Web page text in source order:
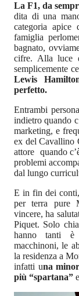
La F1, da
dita di una
categoria apice
famiglia
bagnato,
cifre. Alla luce
semplicemente
Lewis
perfetto.
Entrambi
indietro quando
marketing, e
ex del Cavallino
attore quando
problemi
dal lungo
E in fin dei
per terra pure
vincere, ha
Piquet. Solo
hanno tanti è
macchinoni, le
la residenza a
infatti una
più “spartana”